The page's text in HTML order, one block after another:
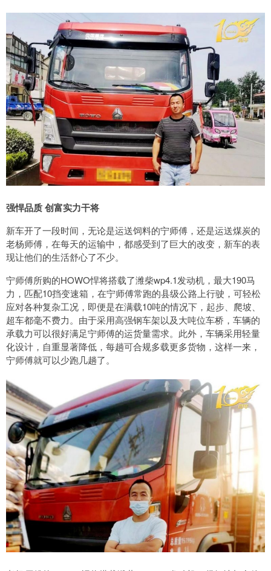
强悍品质 创富实力干将
新车开了一段时间，无论是运送饲料的宁师傅，还是运送煤炭的
老杨师傅，在每天的运输中，都感受到了巨大的改变，新车的表
现让他们的生活舒心了不少。
宁师傅所购的HOWO悍将搭载了潍柴wp4.1发动机，最大190马
力，匹配10挡变速箱，在宁师傅常跑的县级公路上行驶，可轻松
应对各种复杂工况，即便是在满载10吨的情况下，起步、爬坡、
超车都毫不费力。由于采用高强钢车架以及大吨位车桥，车辆的
承载力可以很好满足宁师傅的运货量需求。此外，车辆采用轻量
化设计，自重显著降低，每趟可合规多载更多货物，这样一来，
宁师傅就可以少跑几趟了。